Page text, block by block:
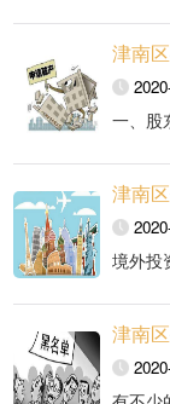
部门罚
危害5
保险。
二、空
空壳公
较好注
首先空
没有发
办理简
正常注
1、成
2、展
3、通
4、提
不可以
个体工
登记。
个体工
家庭经
照前款
《个体
营活动
向登记
个体工
个体工
定。
津南区
一、股
二、十
有限责
（一）
单；
津南区
境外投
1、境
程、法
2、中
3、境
津南区